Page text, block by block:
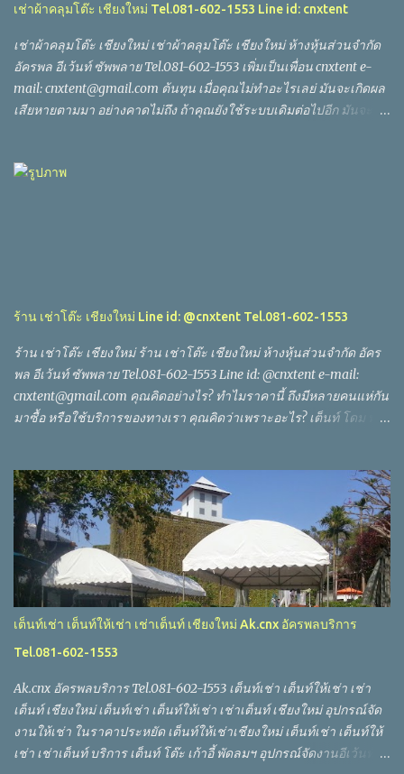
เช่าผ้าคลุมโต๊ะ เชียงใหม่ Tel.081-602-1553 Line id: cnxtent
เช่าผ้าคลุมโต๊ะ เชียงใหม่ เช่าผ้าคลุมโต๊ะ เชียงใหม่ ห้างหุ้นส่วนจำกัด
อัครพล อีเว้นท์ ซัพพลาย Tel.081-602-1553 เพิ่มเป็นเพื่อน cnxtent e-
mail: cnxtent@gmail.com ต้นทุน เมื่อคุณไม่ทำอะไรเลย่ มันจะเกิดผล
เสียหายตามมา อย่างคาดไม่ถึง ถ้าคุณยังใช้ระบบเดิมต่อไปอีก มันจะ
ถ้าคุณยังใช้ชีวิตอยู่แบบเดิม หรือยังทำงานแบบเดิมๆ ถ้าคุณยังไม่ทำ
ตาราง เมตร เต็นท์ โดม ทรงลูปท็อป ขนาด หน้า กว้าง 18 เมตร พี้นที่ใช้
งาน 108 ตาราง เมตร เต็นท์ โดม ทรงลูปท็อป ขนาด หน้า กว้าง 12 เมตร
พี้นที...
ร้าน เช่าโต๊ะ เชียงใหม่ Line id: @cnxtent Tel.081-602-1553
ร้าน เช่าโต๊ะ เชียงใหม่ ร้าน เช่าโต๊ะ เชียงใหม่ ห้างหุ้นส่วนจำกัด อัคร
พล อีเว้นท์ ซัพพลาย Tel.081-602-1553 Line id: @cnxtent e-mail:
cnxtent@gmail.com คุณคิดอย่างไร? ทำไมราคานี้ ถึงมีหลายคนแห่กัน
มาซื้อ หรือใช้บริการของทางเรา คุณคิดว่าเพราะอะไร? เต็นท์ โดม ทรง
เมตร เต็นท์ โดม ทรงลูปท็อป ขนาด หน้า กว้าง 12 เมตร พี้นที่ใช้งาน 72
ตาราง เมตร เต็นท์ ทรง โค้ง 5x12 เมตร พี้นที่ใช้งาน 60 ตาราง เมตร
เต็นท์ ทรงโค้ง 4x8 เมตร พี้นที่ใช้งาน 32 ตาราง เมตร เต็นท์ ทรงโค้ง
4x6 เมตร พี้นที่ใช้งาน 24 ตาราง เมตร เต็นท์ ทรงโค้ง 4x4 เมตร พี้นที่
ใช้งาน 16 ตาราง เมตร เต็นท์ ทรงโค้ง 3x6 เมตร พี้นที่ใช้งาน 18 ตาราง
เมตร เต็นท์ ทรงพลับพลา 7x10 เมตร พี้นที่ใช้งาน 70 ตาราง เมตร
เต็นท์ ทรง พลับพลา 3x6 เมตร พี้นที่ใช้งาน 18 ตาราง เมตร เต็นท์ ทรง
ฟูจิ 5x5 เมตร พี้นที่ใช้งาน 25 ตาราง เมตร เต็นท์ ทรง ฟูจิ 3x3 เมตร พี้
นที่ใช้งาน 9 ตาราง เมตร เต็นท์ ทรง ฟูจิ 2x2 เมต...
เต็นท์เช่า เต็นท์ให้เช่า เช่าเต็นท์ เชียงใหม่ Ak.cnx อัครพลบริการ
Tel.081-602-1553
Ak.cnx อัครพลบริการ Tel.081-602-1553 เต็นท์เช่า เต็นท์ให้เช่า เช่า
เต็นท์ เชียงใหม่ เต็นท์เช่า เต็นท์ให้เช่า เช่าเต็นท์ เชียงใหม่ อุปกรณ์จัด
งานให้เช่า ในราคาประหยัด เต็นท์ให้เช่าเชียงใหม่ เต็นท์เช่า เต็นท์ให้
เช่า เช่าเต็นท์ บริการ เต็นท์ โต๊ะ เก้าอี้ พัดลมฯ อุปกรณ์จัดงานอีเว้นท์